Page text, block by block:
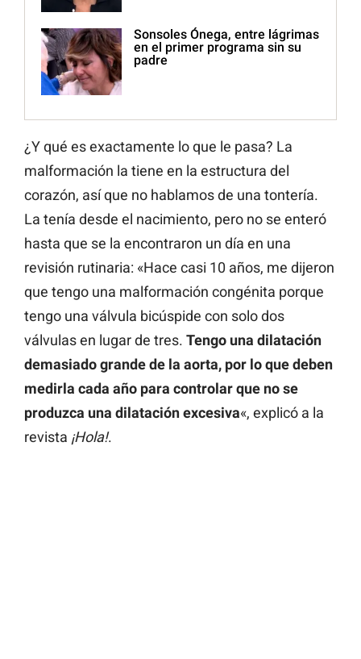
Sonsoles Ónega, entre lágrimas
en el primer programa sin su
padre
¿Y qué es exactamente lo que le pasa? La
malformación la tiene en la estructura del
corazón, así que no hablamos de una tontería.
La tenía desde el nacimiento, pero no se enteró
hasta que se la encontraron un día en una
revisión rutinaria: «Hace casi 10 años, me dijeron
que tengo una malformación congénita porque
tengo una válvula bicúspide con solo dos
válvulas en lugar de tres. Tengo una dilatación
demasiado grande de la aorta, por lo que deben
medirla cada año para controlar que no se
produzca una dilatación excesiva«, explicó a la
revista ¡Hola!.